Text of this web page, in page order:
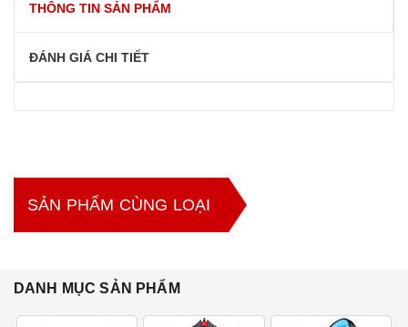
THÔNG TIN SẢN PHẨM
ĐÁNH GIÁ CHI TIẾT
SẢN PHẨM CÙNG LOẠI
DANH MỤC SẢN PHẨM